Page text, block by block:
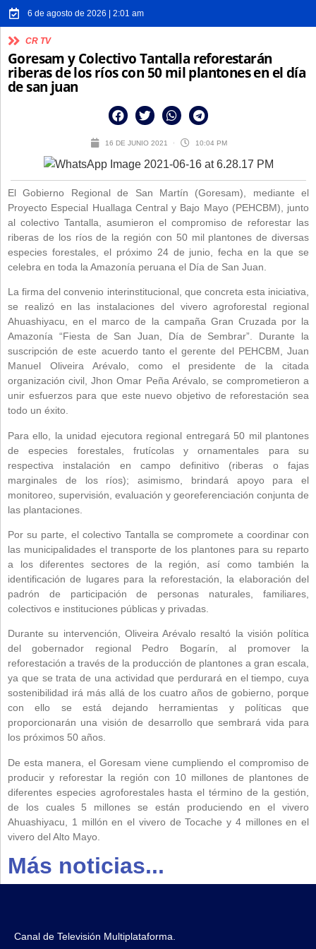
6 de agosto de 2026 | 2:01 am
CR TV
Goresam y Colectivo Tantalla reforestarán
riberas de los ríos con 50 mil plantones en el día
de san juan
16 DE JUNIO 2021 10:04 PM
El Gobierno Regional de San Martín (Goresam), mediante el
Proyecto Especial Huallaga Central y Bajo Mayo (PEHCBM), junto
al colectivo Tantalla, asumieron el compromiso de reforestar las
riberas de los ríos de la región con 50 mil plantones de diversas
especies forestales, el próximo 24 de junio, fecha en la que se
celebra en toda la Amazonía peruana el Día de San Juan.
La firma del convenio interinstitucional, que concreta esta iniciativa,
se realizó en las instalaciones del vivero agroforestal regional
Ahuashiyacu, en el marco de la campaña Gran Cruzada por la
Amazonía “Fiesta de San Juan, Día de Sembrar”. Durante la
suscripción de este acuerdo tanto el gerente del PEHCBM, Juan
Manuel Oliveira Arévalo, como el presidente de la citada
organización civil, Jhon Omar Peña Arévalo, se comprometieron a
unir esfuerzos para que este nuevo objetivo de reforestación sea
todo un éxito.
Para ello, la unidad ejecutora regional entregará 50 mil plantones
de especies forestales, frutícolas y ornamentales para su
respectiva instalación en campo definitivo (riberas o fajas
marginales de los ríos); asimismo, brindará apoyo para el
monitoreo, supervisión, evaluación y georeferenciación conjunta de
las plantaciones.
Por su parte, el colectivo Tantalla se compromete a coordinar con
las municipalidades el transporte de los plantones para su reparto
a los diferentes sectores de la región, así como también la
identificación de lugares para la reforestación, la elaboración del
padrón de participación de personas naturales, familiares,
colectivos e instituciones públicas y privadas.
Durante su intervención, Oliveira Arévalo resaltó la visión política
del gobernador regional Pedro Bogarín, al promover la
reforestación a través de la producción de plantones a gran escala,
ya que se trata de una actividad que perdurará en el tiempo, cuya
sostenibilidad irá más allá de los cuatro años de gobierno, porque
con ello se está dejando herramientas y políticas que
proporcionarán una visión de desarrollo que sembrará vida para
los próximos 50 años.
De esta manera, el Goresam viene cumpliendo el compromiso de
producir y reforestar la región con 10 millones de plantones de
diferentes especies agroforestales hasta el término de la gestión,
de los cuales 5 millones se están produciendo en el vivero
Ahuashiyacu, 1 millón en el vivero de Tocache y 4 millones en el
vivero del Alto Mayo.
Más noticias...
Canal de Televisión Multiplataforma.